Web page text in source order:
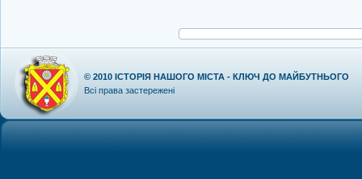
© 2010 ІСТОРІЯ НАШОГО МІСТА - КЛЮЧ ДО МАЙБУТНЬОГО
Всі права застережені